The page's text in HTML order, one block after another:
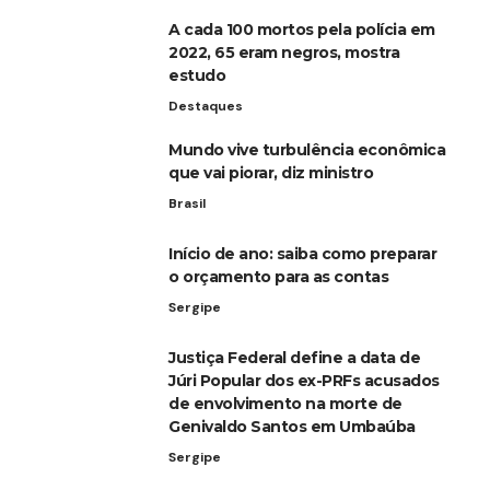
A cada 100 mortos pela polícia em
2022, 65 eram negros, mostra
estudo
Destaques
Mundo vive turbulência econômica
que vai piorar, diz ministro
Brasil
Início de ano: saiba como preparar
o orçamento para as contas
Sergipe
Justiça Federal define a data de
Júri Popular dos ex-PRFs acusados
de envolvimento na morte de
Genivaldo Santos em Umbaúba
Sergipe